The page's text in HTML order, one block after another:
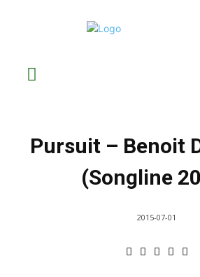
Pursuit – Benoit
(Songline
2015-07-01